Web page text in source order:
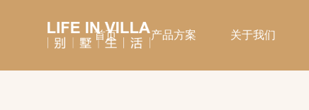
首页 产品方案 关于我们